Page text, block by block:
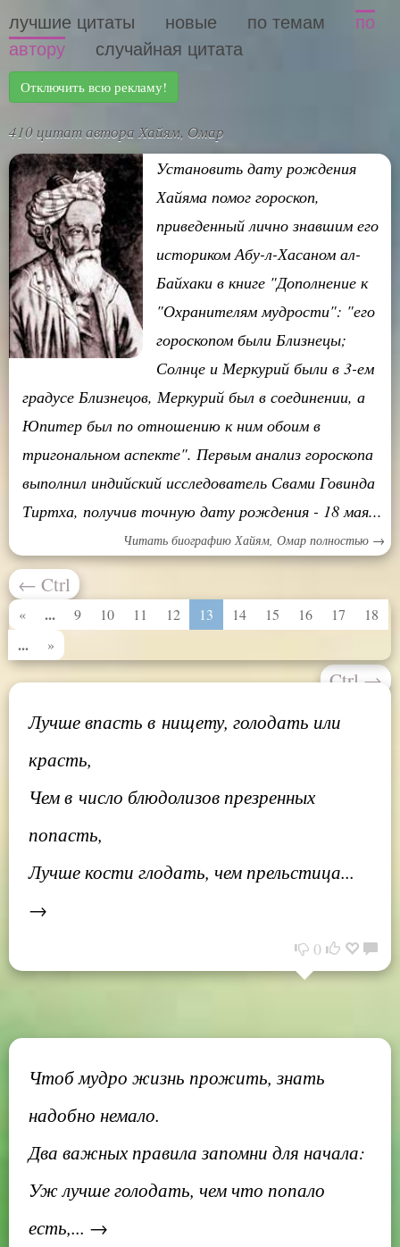
лучшие цитаты новые по темам
по
автору
случайная цитата
Отключить всю рекламу!
410 цитат автора Хайям, Омар
Установить дату рождения
Хайяма помог гороскоп,
приведенный лично знавшим его
историком Абу-л-Хасаном ал-
Байхаки в книге "Дополнение к
"Охранителям мудрости": "его
гороскопом были Близнецы;
Солнце и Меркурий были в 3-ем
градусе Близнецов, Меркурий был в соединении, а
Юпитер был по отношению к ним обоим в
тригональном аспекте". Первым анализ гороскопа
выполнил индийский исследователь Свами Говинда
Тиртха, получив точную дату рождения - 18 мая...
Читать биографию Хайям, Омар полностью →
← Ctrl
« ... 9 10 11 12 13 14 15 16 17 18
... »
Ctrl →
Лучше впасть в нищету, голодать или
красть,
Чем в число блюдолизов презренных
попасть,
Лучше кости глодать, чем прельстица...
→
0
Чтоб мудро жизнь прожить, знать
надобно немало.
Два важных правила запомни для начала:
Уж лучше голодать, чем что попало
есть,... →